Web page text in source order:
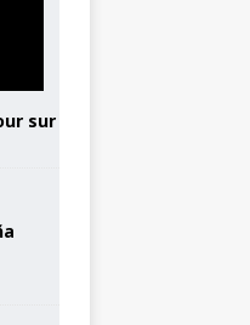
sur